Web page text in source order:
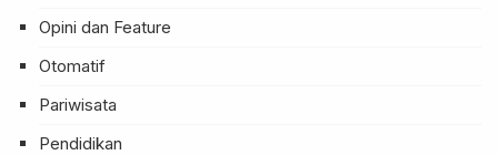
Opini dan Feature
Otomatif
Pariwisata
Pendidikan